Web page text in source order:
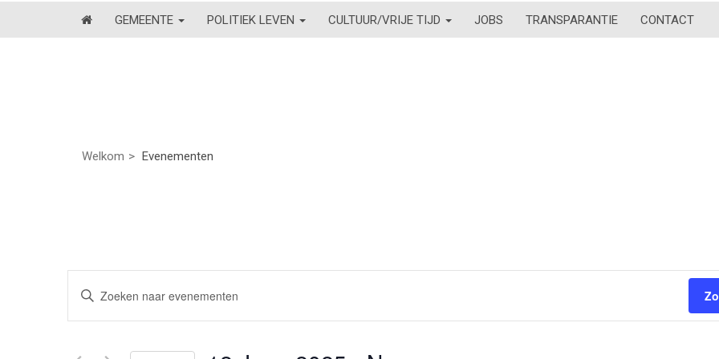
GEMEENTE POLITIEK LEVEN CULTUUR/VRIJE TIJD JOBS TRANSPARANTIE CONTACT
Welkom Evenementen
Evenementen
Zoeken
Vul
een
keyword
Zoek